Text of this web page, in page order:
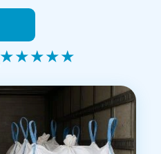
★★★★★